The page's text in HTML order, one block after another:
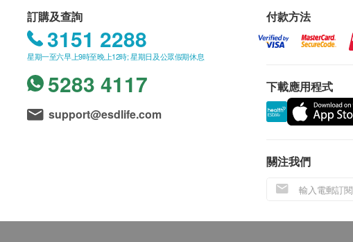
訂購及查詢
3151 2288
星期一至六早上9時至晚上12時; 星期日及公眾假期休息
5283 4117
support@esdlife.com
付款方法
下載應用程式
關注我們